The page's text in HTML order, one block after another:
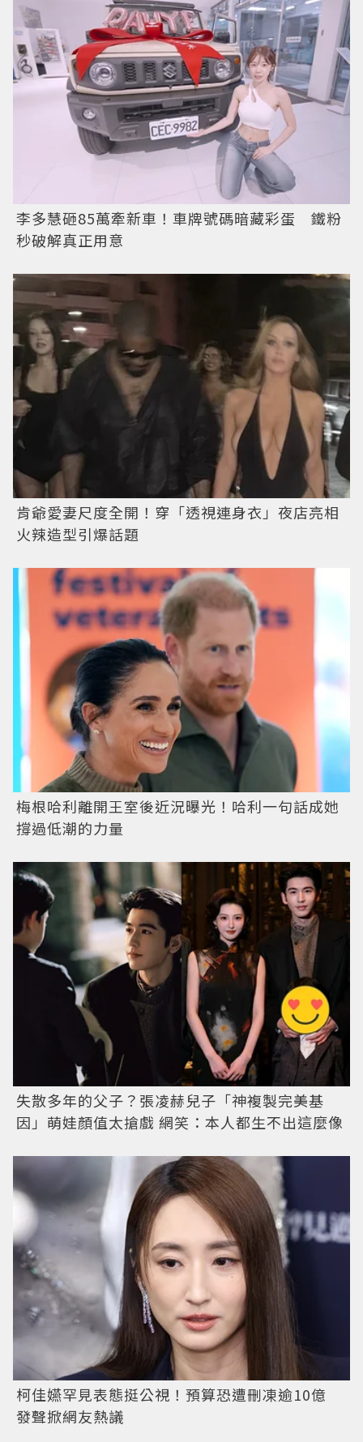
李多慧砸85萬牽新車！車牌號碼暗藏彩蛋 鐵粉
秒破解真正用意
肯爺愛妻尺度全開！穿「透視連身衣」夜店亮相
火辣造型引爆話題
梅根哈利離開王室後近況曝光！哈利一句話成她
撐過低潮的力量
失散多年的父子？張凌赫兒子「神複製完美基
因」萌娃顏值太搶戲 網笑：本人都生不出這麼像
柯佳嬿罕見表態挺公視！預算恐遭刪凍逾10億
發聲掀網友熱議